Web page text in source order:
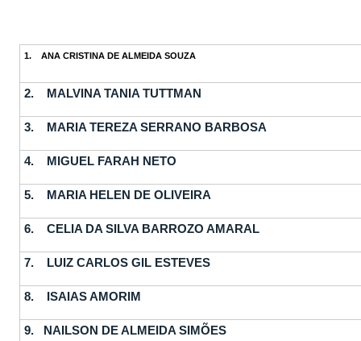
1. ANA CRISTINA DE ALMEIDA SOUZA
2. MALVINA TANIA TUTTMAN
3. MARIA TEREZA SERRANO BARBOSA
4. MIGUEL FARAH NETO
5. MARIA HELEN DE OLIVEIRA
6. CELIA DA SILVA BARROZO AMARAL
7. LUIZ CARLOS GIL ESTEVES
8. ISAIAS AMORIM
9. NAILSON DE ALMEIDA SIMÕES